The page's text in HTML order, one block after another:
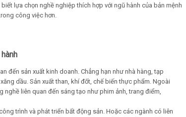
lựa chọn nghề nghiệp thích hợp với ngũ hành của bản mệnh
công việc hơn.
đến sản xuất kinh doanh. Chẳng hạn như nhà hàng, tạp
dầu. Sản xuất than, khí đốt, chế biến thực phẩm. Ngoài
nghề liên quan đến sáng tạo như phim ảnh, trang điểm,
trình và phát triển bất động sản. Hoặc các ngành có liên